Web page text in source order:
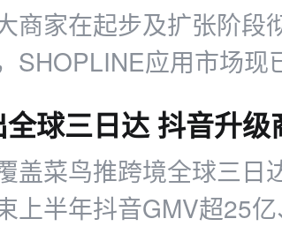
商家在起步及扩张阶段
SHOPLINE应用市场现
盖菜鸟推跨境全球三日
上半年抖音GMV超25